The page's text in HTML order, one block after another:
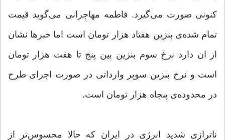
کنونی صورت می‌گیرد. فاطمه مهاجرانی می‌گوید قیمت
تمام شده‌ی بنزین هفتاد هزار تومان است اما خبرها نشان
از ان دارد نرخ سوم بنزین بین پنج تا هفت هزار تومان
است و نرخ بنزین سوپر وارداتی در صورت اجرای طرح
در محدوده‌ی پنجاه هزار تومان است.
ناترازی شدید انرژی در ایران که حالا محسوس‌تر از